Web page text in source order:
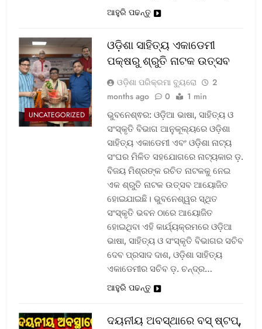
ଆହୁରି ପଢନ୍ତୁ
UNCATEGORIZED
ଓଡ଼ିଶା ସାହିତ୍ୟ ଏକାଡେମୀ
ପକ୍ଷରୁ ଶ୍ରୁତି ନାଟକ ଉତ୍ସବ
ଓଡ଼ିଶା ପରିକ୍ରମା ବ୍ୟୁରୋ
2
months ago
0 1 min
ଭୁବନେଶ୍ଵର: ଓଡ଼ିଆ ଭାଷା, ସାହିତ୍ୟ ଓ
ସଂସ୍କୃତି ବିଭାଗ ଆନୁକୂଲ୍ୟରେ ଓଡ଼ିଶା
ସାହିତ୍ୟ ଏକାଡେମୀ ଏବଂ ଓଡ଼ିଶା ନାଟ୍ୟ
ସଂଘର ମିଳିତ ସହଯୋଗରେ ନାଟ୍ୟକାର ଡ଼.
ବିଜୟ ମିଶ୍ରଙ୍କ ରଚିତ ନାଟକକୁ ନେଇ
ଏକ ଶ୍ରୁତି ନାଟକ ଉତ୍ସବ ଆୟୋଜିତ
ହୋଇଯାଇଛି। ଭୁବନେଶ୍ୱର ସ୍ଥିତ
ସଂସ୍କୃତି ଭବନ ଠାରେ ଆୟୋଜିତ
ହୋଇଥିବା ଏହି କାର୍ଯ୍ୟକ୍ରମରେ ଓଡ଼ିଆ
ଭାଷା, ସାହିତ୍ୟ ଓ ସଂସ୍କୃତି ବିଭାଗର ସଚିବ
ଦେବ ପ୍ରସାଦ ଦାଶ, ଓଡ଼ିଶା ସାହିତ୍ୟ
ଏକାଡେମୀର ସଚିବ ଡ଼. ଚନ୍ଦ୍ର…
ଆହୁରି ପଢନ୍ତୁ
ଦୟନୀୟ ଅବସ୍ଥାରେ ବସ୍‌ ଷ୍ଟପ୍‌,